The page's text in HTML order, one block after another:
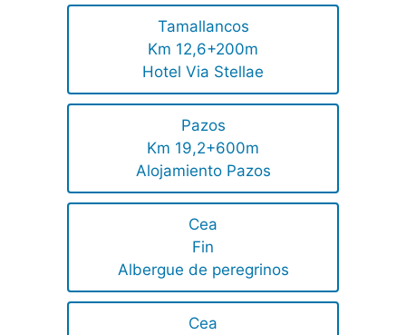
Tamallancos
Km 12,6+200m
Hotel Via Stellae
Pazos
Km 19,2+600m
Alojamiento Pazos
Cea
Fin
Albergue de peregrinos
Cea